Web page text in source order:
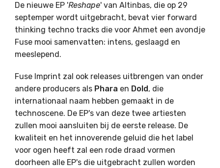
De nieuwe EP 'Reshape' van Altinbas, die op 29
septemper wordt uitgebracht, bevat vier forward
thinking techno tracks die voor Ahmet een avondje
Fuse mooi samenvatten: intens, geslaagd en
meeslepend.
Fuse Imprint zal ook releases uitbrengen van onder
andere producers als Phara en Dold , die
internationaal naam hebben gemaakt in de
technoscene. De EP's van deze twee artiesten
zullen mooi aansluiten bij de eerste release. De
kwaliteit en het innoverende geluid die het label
voor ogen heeft zal een rode draad vormen
doorheen alle EP's die uitgebracht zullen worden